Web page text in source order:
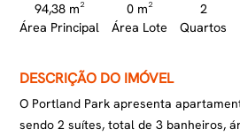
94,38 m²
Área Principal
0 m²
Área Lote
2
Quartos
DESCRIÇÃO DO IMÓVEL
O Portland Park apresenta
sendo 2 suítes, total de 3 banheiros,